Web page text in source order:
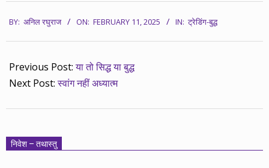
02-
11
BY: अनिल रघुराज ON: FEBRUARY 11, 2025 IN: ट्रेडिंग-बुद्ध
Previous Post:या तो सिद्ध या बुद्ध
Next Post:स्वांग नहीं अध्यात्म
निवेश – तथास्तु